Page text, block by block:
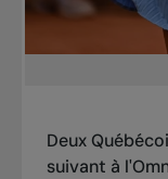
Deux
suivant à